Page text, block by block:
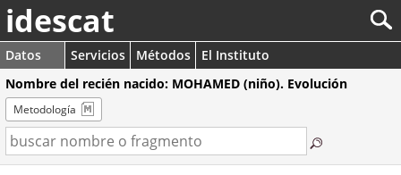
idescat
Datos Servicios Métodos
El Instituto
Nombre del recién nacido: MOHAMED (niño). Evolución
Metodología